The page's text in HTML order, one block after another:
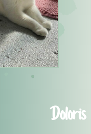
Doloris